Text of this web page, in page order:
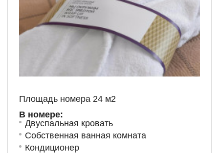
Площадь номера 24 м2
В номере:
Двуспальная кровать
Собственная ванная комната
Кондиционер